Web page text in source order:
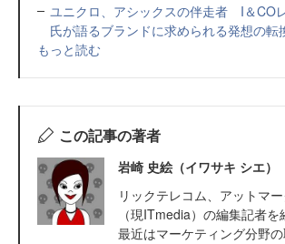
ユニクロ、アシックスの伴走者 I＆CO
氏が語るブランドに求められる発想の転
もっと読む
この記事の著者
岩崎 史絵（イワサキ シエ）
リックテレコム、アットマ
（現ITmedia）の編集記者を
最近はマーケティング分野